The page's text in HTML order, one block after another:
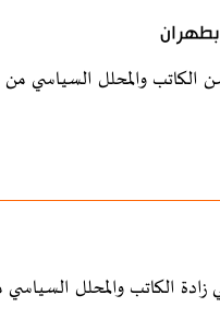
بطهران
والمحلل السياسي من
الكاتب والمحلل